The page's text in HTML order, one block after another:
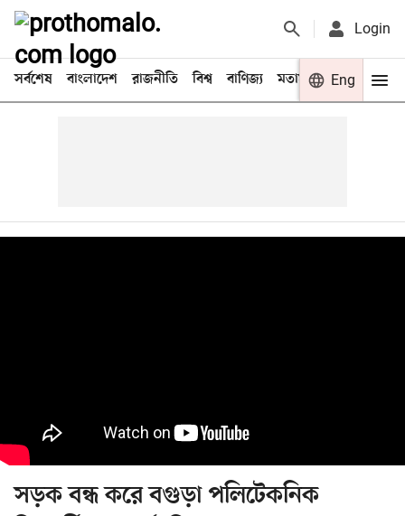
Login
সর্বশেষ বাংলাদেশ রাজনীতি বিশ্ব বাণিজ্য মতামত খেলা
Eng
সড়ক বন্ধ করে বগুড়া পলিটেকনিক